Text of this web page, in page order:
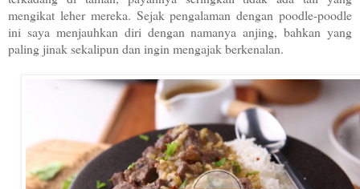
mengikat leher mereka. Sejak pengalaman dengan poodle-poodle
ini saya menjauhkan diri dengan namanya anjing, bahkan yang
paling jinak sekalipun dan ingin mengajak berkenalan.